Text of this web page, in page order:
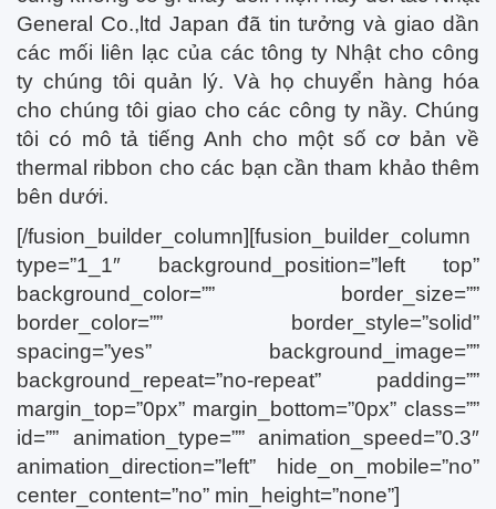
General Co.,ltd Japan đã tin tưởng và giao dần
các mối liên lạc của các tông ty Nhật cho công
ty chúng tôi quản lý. Và họ chuyển hàng hóa
cho chúng tôi giao cho các công ty nầy. Chúng
tôi có mô tả tiếng Anh cho một số cơ bản về
thermal ribbon cho các bạn cần tham khảo thêm
bên dưới.
[/fusion_builder_column][fusion_builder_column
type=”1_1″ background_position=”left top”
background_color=”” border_size=””
border_color=”” border_style=”solid”
spacing=”yes” background_image=””
background_repeat=”no-repeat” padding=””
margin_top=”0px” margin_bottom=”0px” class=””
id=”” animation_type=”” animation_speed=”0.3″
animation_direction=”left” hide_on_mobile=”no”
center_content=”no” min_height=”none”]